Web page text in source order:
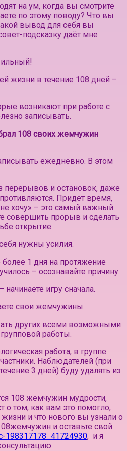
на ум, когда вы смотрите
по этому поводу? Что вы
вывод для себя вы
подсказку даёт мне
жизни в течение 108 дней –
возникают при работе с
записывать.⠀
108 своих жемчужин
ежедневно. В этом
перерывов и остановок, даже
Придёт время,
хочу» – это самый важный
совершить прорыв и сделать
открытие.
нужны усилия.
1 дня на протяжение
– осознавайте причину.
игру сначала.
свои жемчужины.
других всеми возможными
работы.
работа, в группе
Наблюдателей (при
3 дней) буду удалять из
108 жемчужин мудрости,
о том, как вам это помогло,
и что нового вы узнали о
и оставьте свой
198317178_41724930, и я